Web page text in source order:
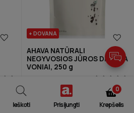
Ieškoti Prisijungti
0
Krepšelis
+ DOVANA
AHAVA NATŪRALI
NEGYVOSIOS JŪROS DRUSKA
VONIAI, 250 g
Įprasta kainaKaina su nuolaida
5,73 €